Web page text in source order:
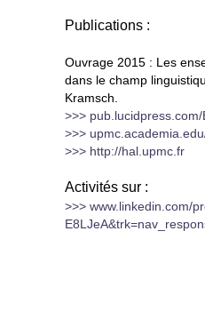
Publications :
Ouvrage 2015 : Les
dans le champ
Kramsch.
>>>
>>>
>>> http://hal.upmc.fr
Activités sur :
>>> www.linkedin.com/